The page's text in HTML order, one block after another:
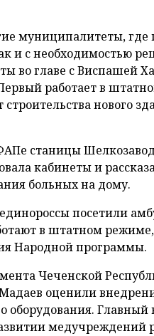
муниципалитеты,
и с необходимостью
во главе с Виспашей
работает в
нового
станицы
кабинеты и
больных на дому.
посетили
в штатном
Народной программы.
Чеченской
оценили
оборудования.
медучреждений